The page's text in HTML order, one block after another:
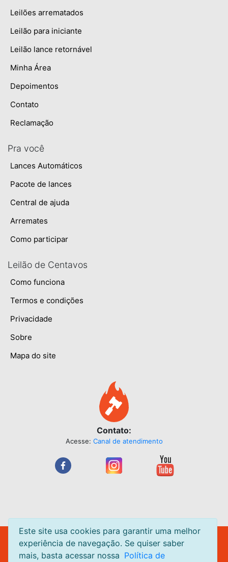
Leilões arrematados
Leilão para iniciante
Leilão lance retornável
Minha Área
Depoimentos
Contato
Reclamação
Pra você
Lances Automáticos
Pacote de lances
Central de ajuda
Arremates
Como participar
Leilão de Centavos
Como funciona
Termos e condições
Privacidade
Sobre
Mapa do site
Contato:
Acesse: Canal de atendimento
Leilão Quente Site de Leilão de Centavos. Leilões acontecendo
diariamente.
Este site usa cookies para garantir uma melhor
experiência de navegação. Se quiser saber
mais, basta acessar nossa Política de